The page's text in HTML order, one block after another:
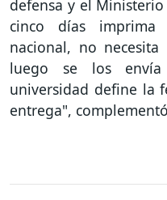
defensa y el
cinco días
nacional, no
luego se los
universidad define la
entrega",